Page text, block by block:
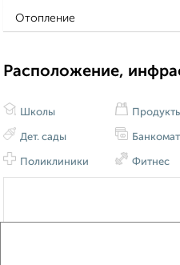
Отопление
Расположение,
Школы
Дет. сады
Поликлиники Фитнес